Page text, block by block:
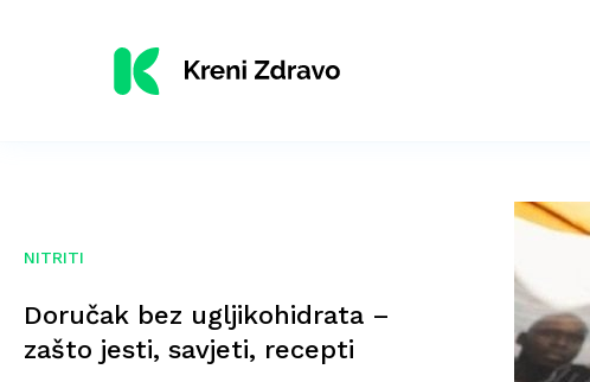
NITRITI
Doručak bez ugljikohidrata –
zašto jesti, savjeti, recepti